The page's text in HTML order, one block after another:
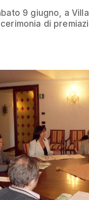
9 giugno, a
di